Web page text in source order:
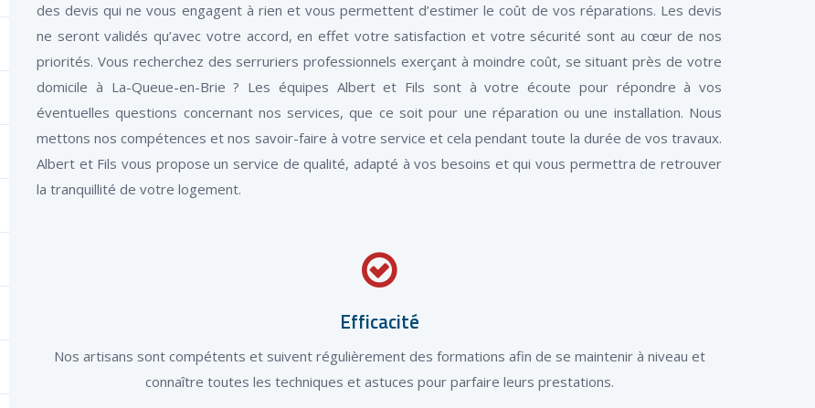
des devis qui ne vous engagent à rien et vous permettent d’estimer le coût de vos réparations. Les devis
ne seront validés qu’avec votre accord, en effet votre satisfaction et votre sécurité sont au cœur de nos
priorités. Vous recherchez des serruriers professionnels exerçant à moindre coût, se situant près de votre
domicile à La-Queue-en-Brie ? Les équipes Albert et Fils sont à votre écoute pour répondre à vos
éventuelles questions concernant nos services, que ce soit pour une réparation ou une installation. Nous
mettons nos compétences et nos savoir-faire à votre service et cela pendant toute la durée de vos travaux.
Albert et Fils vous propose un service de qualité, adapté à vos besoins et qui vous permettra de retrouver
la tranquillité de votre logement.
Efficacité
Nos artisans sont compétents et suivent régulièrement des formations afin de se maintenir à niveau et
connaître toutes les techniques et astuces pour parfaire leurs prestations.